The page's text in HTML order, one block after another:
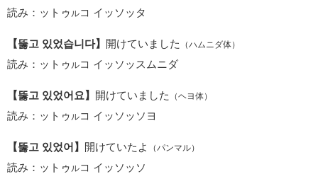
読み：ットゥ ルコ イッソッタ
【뚫고 있었습니다】 開けていました （ハムニダ体）
読み：ットゥ ルコ イッソッスムニダ
【뚫고 있었어요】 開けていました （ヘヨ体）
読み：ットゥ ルコ イッソッソヨ
【뚫고 있었어】 開けていたよ （パンマル）
読み：ットゥ ルコ イッソッソ